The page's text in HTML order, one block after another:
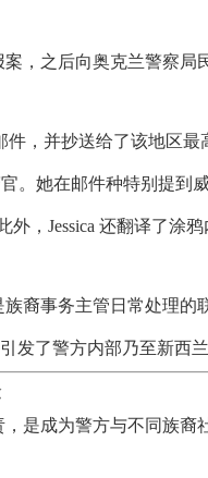
，之后向奥克兰警察局
邮件，并抄送给了该地区
。她在邮件种特别提到
外，Jessica 还翻译了涂
裔事务主管日常处理的
发了警方内部乃至新西
是成为警方与不同族